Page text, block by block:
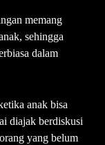
memang
sehingga
dalam
anak bisa
diajak berdiskusi
yang belum